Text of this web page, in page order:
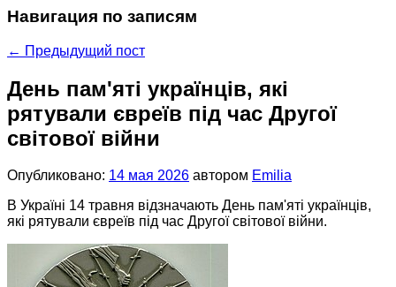
Навигация по записям
← Предыдущий пост
День пам'яті українців, які
рятували євреїв під час Другої
світової війни
Опубликовано: 14 мая 2026 автором Emilia
В Україні 14 травня відзначають День пам'яті українців,
які рятували євреїв під час Другої світової війни.